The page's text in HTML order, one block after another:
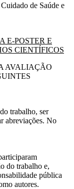
de Saúde e
E-POSTER E
CIENTÍFICOS
AVALIAÇÃO
trabalho, ser
abreviações. No
do trabalho e,
pública
autores.